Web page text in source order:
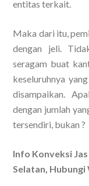
entitas terkait.
Maka dari itu,
dengan jeli.
seragam buat
keseluruhnya
disampaikan.
dengan jumlah
tersendiri, bukan ?
Info Konveksi
Selatan,